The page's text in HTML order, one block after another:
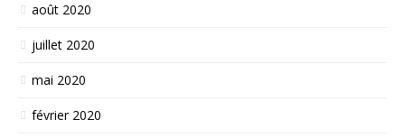
août 2020
juillet 2020
mai 2020
février 2020